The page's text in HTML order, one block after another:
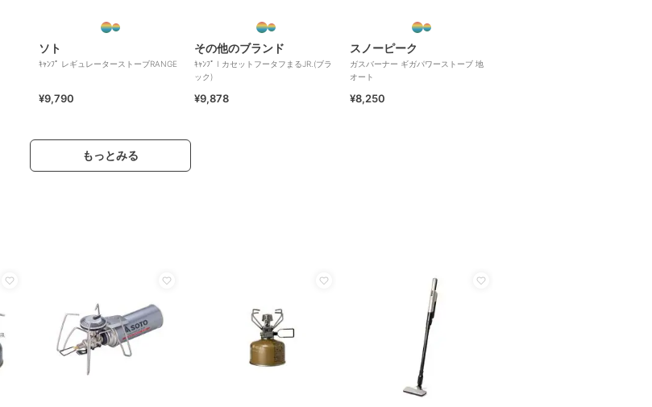
ソト
ｷｬﾝﾌﾟ レギュレーターストーブRANGE
¥9,790
その他のブランド
ｷｬﾝﾌﾟ I カセットフータフまるJR.(ブラ
ック)
¥9,878
スノーピーク
ガスバーナー ギガパワーストーブ 地
オート
¥8,250
もっとみる